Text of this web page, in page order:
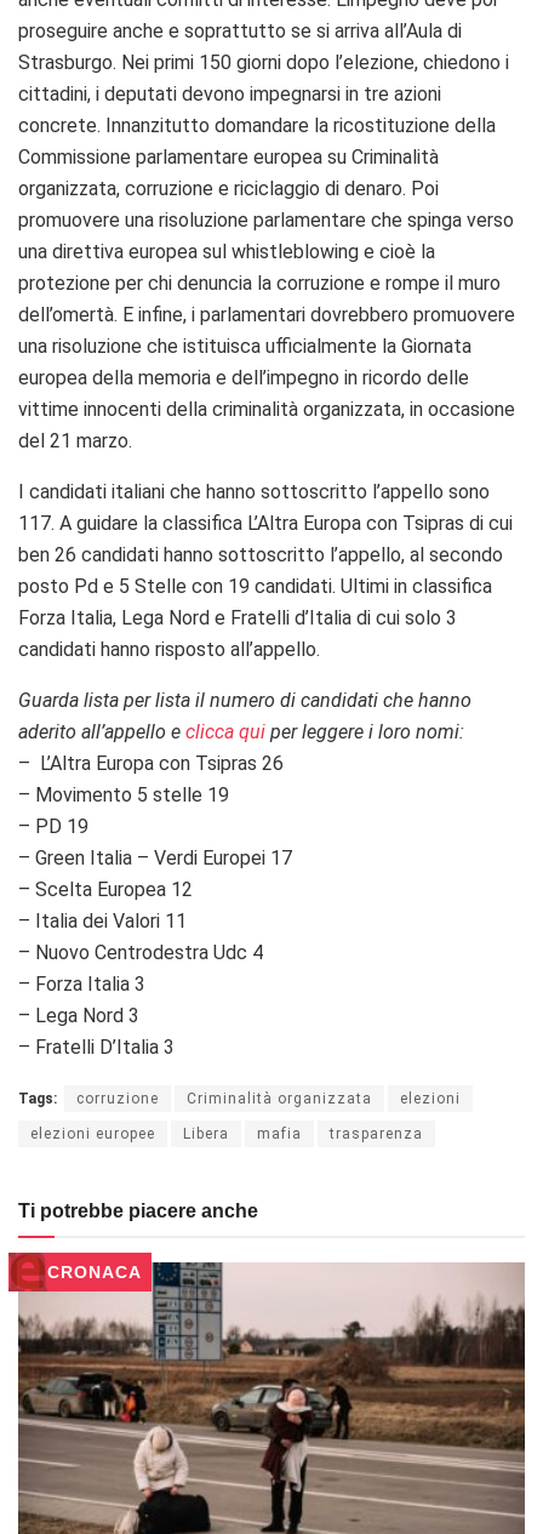
proseguire anche e soprattutto se si arriva all’Aula di
Strasburgo. Nei primi 150 giorni dopo l’elezione, chiedono i
cittadini, i deputati devono impegnarsi in tre azioni
concrete. Innanzitutto domandare la ricostituzione della
Commissione parlamentare europea su Criminalità
organizzata, corruzione e riciclaggio di denaro. Poi
promuovere una risoluzione parlamentare che spinga verso
una direttiva europea sul whistleblowing e cioè la
protezione per chi denuncia la corruzione e rompe il muro
dell’omertà. E infine, i parlamentari dovrebbero promuovere
una risoluzione che istituisca ufficialmente la Giornata
europea della memoria e dell’impegno in ricordo delle
vittime innocenti della criminalità organizzata, in occasione
del 21 marzo.
I candidati italiani che hanno sottoscritto l’appello sono
117. A guidare la classifica L’Altra Europa con Tsipras di cui
ben 26 candidati hanno sottoscritto l’appello, al secondo
posto Pd e 5 Stelle con 19 candidati. Ultimi in classifica
Forza Italia, Lega Nord e Fratelli d’Italia di cui solo 3
candidati hanno risposto all’appello.
Guarda lista per lista il numero di candidati che hanno
aderito all’appello e clicca qui per leggere i loro nomi:
– L’Altra Europa con Tsipras 26
– Movimento 5 stelle 19
– PD 19
– Green Italia – Verdi Europei 17
– Scelta Europea 12
– Italia dei Valori 11
– Nuovo Centrodestra Udc 4
– Forza Italia 3
– Lega Nord 3
– Fratelli D’Italia 3
Tags: corruzione Criminalità organizzata elezioni
elezioni europee Libera mafia trasparenza
Ti potrebbe piacere anche
CRONACA